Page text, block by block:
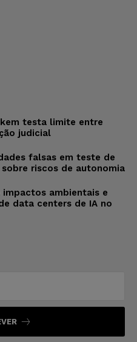
testa limite entre
judicial
falsas em teste de
riscos de autonomia
ambientais e
data centers de IA no